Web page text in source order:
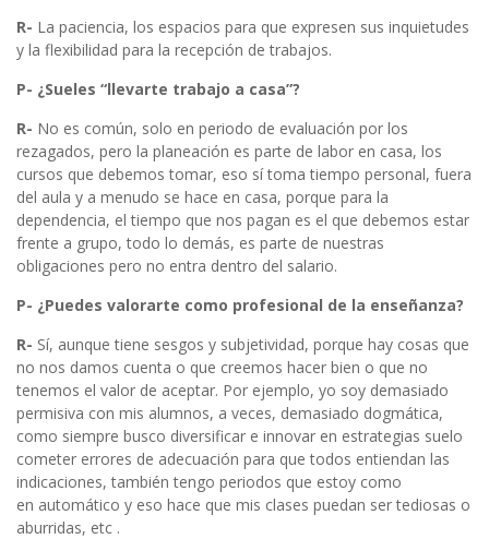
R- La paciencia, los espacios para que expresen sus inquietudes
y la flexibilidad para la recepción de trabajos.
P- ¿Sueles “llevarte trabajo a casa”?
R- No es común, solo en periodo de evaluación por los
rezagados, pero la planeación es parte de labor en casa, los
cursos que debemos tomar, eso sí toma tiempo personal, fuera
del aula y a menudo se hace en casa, porque para la
dependencia, el tiempo que nos pagan es el que debemos estar
frente a grupo, todo lo demás, es parte de nuestras
obligaciones pero no entra dentro del salario.
P- ¿Puedes valorarte como profesional de la enseñanza?
R- Sí, aunque tiene sesgos y subjetividad, porque hay cosas que
no nos damos cuenta o que creemos hacer bien o que no
tenemos el valor de aceptar. Por ejemplo, yo soy demasiado
permisiva con mis alumnos, a veces, demasiado dogmática,
como siempre busco diversificar e innovar en estrategias suelo
cometer errores de adecuación para que todos entiendan las
indicaciones, también tengo periodos que estoy como
en automático y eso hace que mis clases puedan ser tediosas o
aburridas, etc .